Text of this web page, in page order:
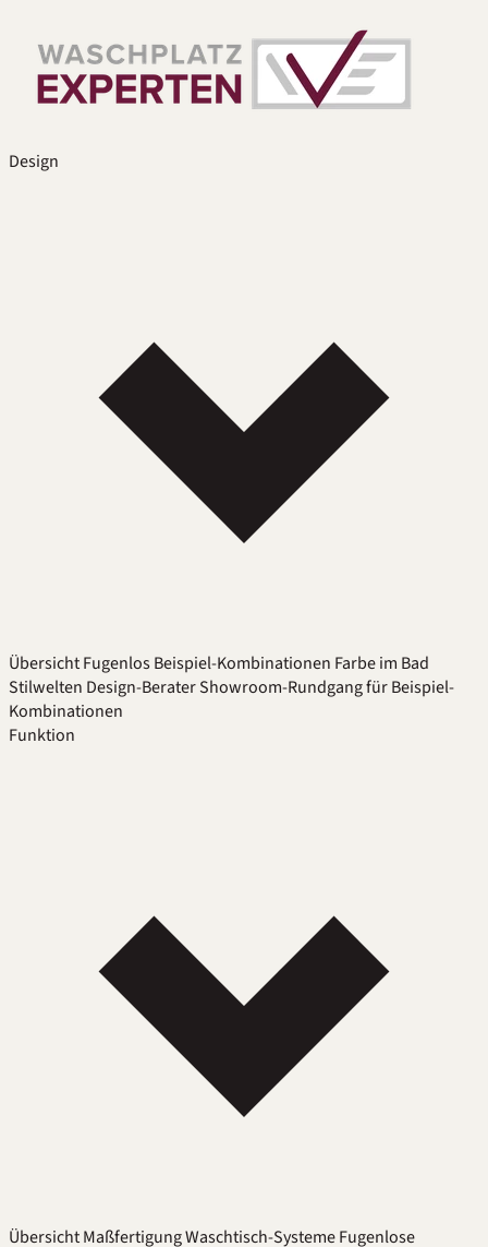
Design
ÜbersichtFugenlosBeispiel-Kombinationen Farbe im Bad
Stilwelten Design-BeraterShowroom-Rundgang für Beispiel-
Kombinationen
Funktion
ÜbersichtMaßfertigungWaschtisch-SystemeFugenlose